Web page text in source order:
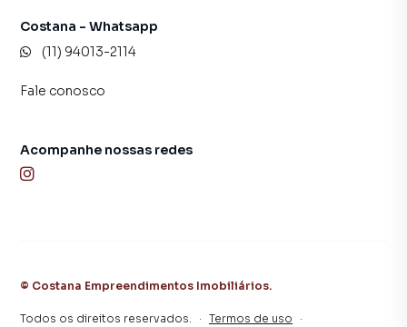
Costana - Whatsapp
(11) 94013-2114
Fale conosco
Acompanhe nossas redes
© Costana Empreendimentos Imobiliários.
Todos os direitos reservados. · Termos de uso ·